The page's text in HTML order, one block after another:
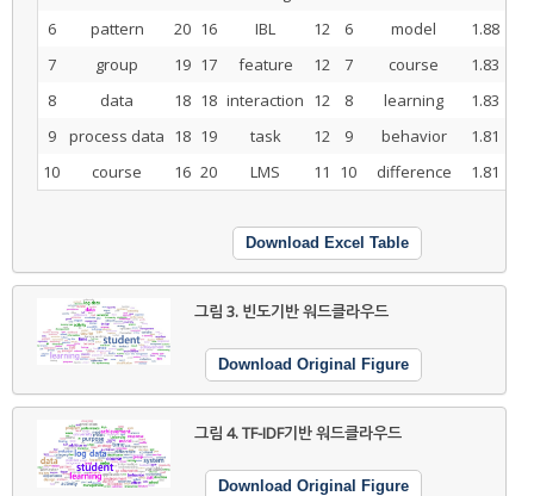
6
pattern 20 16 IBL 12 6 model 1.88
7
group 19 17 feature 12 7 course 1.83
8
data 18 18 interaction 12 8 learning 1.83
9
process data 18 19 task 12 9 behavior 1.81
10
course 16 20 LMS 11 10 difference 1.81
Download Excel Table
그림 3. 빈도기반 워드클라우드
Download Original Figure
그림 4.TF-IDF기반 워드클라우드
Download Original Figure